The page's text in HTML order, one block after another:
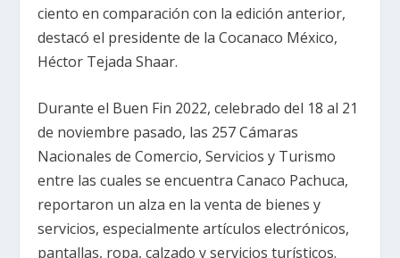
ciento en comparación con la edición anterior,
destacó el presidente de la Cocanaco México,
Héctor Tejada Shaar.
Durante el Buen Fin 2022, celebrado del 18 al 21
de noviembre pasado, las 257 Cámaras
Nacionales de Comercio, Servicios y Turismo
entre las cuales se encuentra Canaco Pachuca,
reportaron un alza en la venta de bienes y
servicios, especialmente artículos electrónicos,
pantallas, ropa, calzado y servicios turísticos.